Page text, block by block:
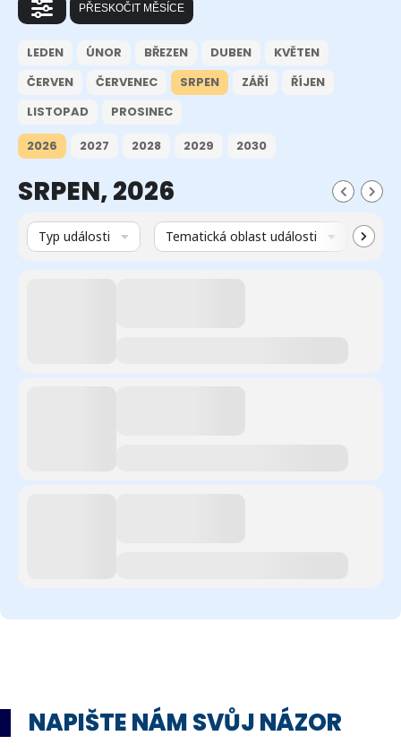
PŘESKOČIT MĚSÍCE
LEDEN ÚNOR BŘEZEN DUBEN
KVĚTEN
ČERVEN
ČERVENEC SRPEN ZÁŘÍ
ŘÍJEN
LISTOPAD
PROSINEC
2026
2027 2028 2029 2030
SRPEN, 2026
Typ události Tematická oblast události
NAPIŠTE NÁM SVŮJ NÁZOR